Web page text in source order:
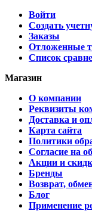
Войти
Создать
Заказы
Отложенные
Список
Магазин
О компании
Реквизиты
Доставка и
Карта сайта
Политики
Согласие на
Акции и
Бренды
Возврат,
Блог
Применение